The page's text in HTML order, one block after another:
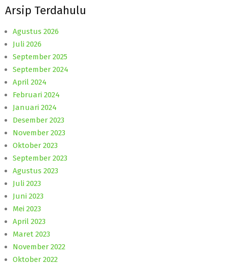
Arsip Terdahulu
Agustus 2026
Juli 2026
September 2025
September 2024
April 2024
Februari 2024
Januari 2024
Desember 2023
November 2023
Oktober 2023
September 2023
Agustus 2023
Juli 2023
Juni 2023
Mei 2023
April 2023
Maret 2023
November 2022
Oktober 2022